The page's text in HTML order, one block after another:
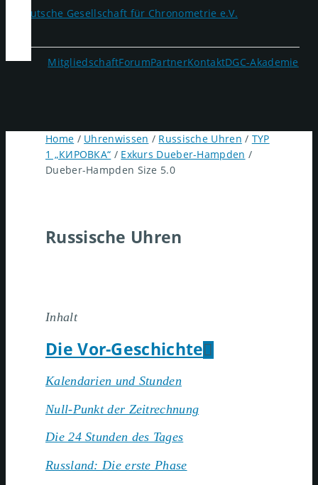
MitgliedschaftForumPartnerKontaktDGC-Akademie
Home / Uhrenwissen / Russische Uhren / TYP
1 „КИРОВКА“ / Exkurs Dueber-Hampden /
Dueber-Hampden Size 5.0
Russische Uhren
Inhalt
Die Vor-Geschichte
Kalendarien und Stunden
Null-Punkt der Zeitrechnung
Die 24 Stunden des Tages
Russland: Die erste Phase